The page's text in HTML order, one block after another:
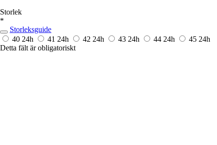
Storlek
*
Storleksguide
40 24h 41 24h 42 24h 43 24h 44 24h 45 24h
Detta fält är obligatoriskt